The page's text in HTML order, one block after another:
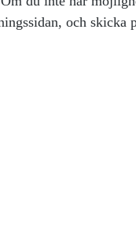
och skicka